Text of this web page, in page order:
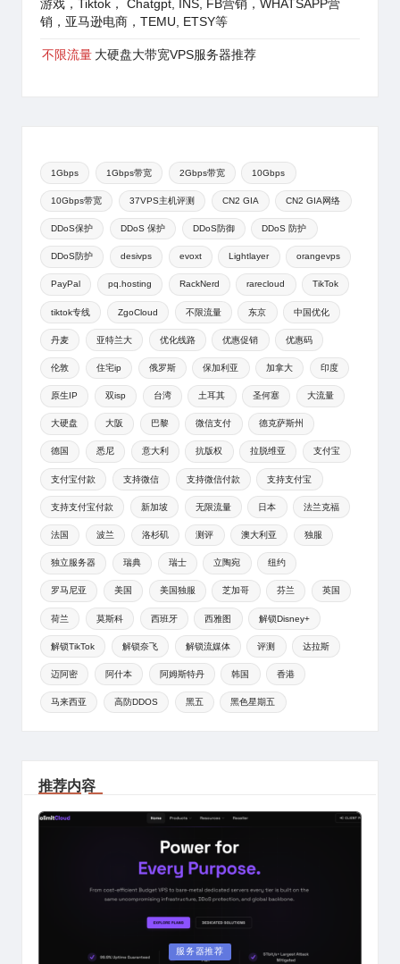
游戏，Tiktok， Chatgpt, INS, FB营销，WHATSAPP营
销，亚马逊电商，TEMU, ETSY等
不限流量 大硬盘大带宽VPS服务器推荐
1Gbps 1Gbps带宽 2Gbps带宽 10Gbps
10Gbps带宽 37VPS主机评测 CN2 GIA CN2 GIA网络
DDoS保护 DDoS 保护 DDoS防御 DDoS 防护
DDoS防护 desivps evoxt Lightlayer orangevps
PayPal pq.hosting RackNerd rarecloud TikTok
tiktok专线 ZgoCloud 不限流量 东京 中国优化
丹麦 亚特兰大 优化线路 优惠促销 优惠码
伦敦 住宅ip 俄罗斯 保加利亚 加拿大 印度
原生IP 双isp 台湾 土耳其 圣何塞 大流量
大硬盘 大阪 巴黎 微信支付 德克萨斯州
德国 悉尼 意大利 抗版权 拉脱维亚 支付宝
支付宝付款 支持微信 支持微信付款 支持支付宝
支持支付宝付款 新加坡 无限流量 日本 法兰克福
法国 波兰 洛杉矶 测评 澳大利亚 独服
独立服务器 瑞典 瑞士 立陶宛 纽约
罗马尼亚 美国 美国独服 芝加哥 芬兰 英国
荷兰 莫斯科 西班牙 西雅图 解锁Disney+
解锁TikTok 解锁奈飞 解锁流媒体 评测 达拉斯
迈阿密 阿什本 阿姆斯特丹 韩国 香港
马来西亚 高防DDOS 黑五 黑色星期五
推荐内容
Posted
服务器推荐